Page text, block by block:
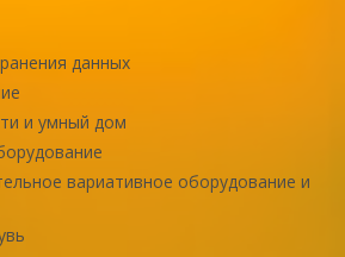
данных
и умный дом
вариативное оборудование и